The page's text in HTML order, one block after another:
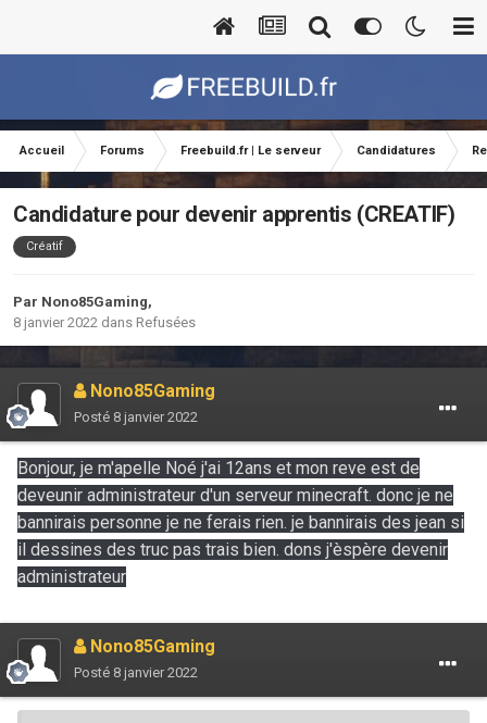
Accueil Forums Freebuild.fr | Le serveur Candidatures
Candidature pour devenir apprentis (CREATIF)
Créatif
Par Nono85Gaming,
8 janvier 2022 dans Refusées
Nono85Gaming
Posté 8 janvier 2022
Bonjour, je m'apelle Noé j'ai 12ans et mon reve est de
deveunir administrateur d'un serveur minecraft. donc je ne
bannirais personne je ne ferais rien. je bannirais des jean si
il dessines des truc pas trais bien. dons j'èspère devenir
administrateur
Nono85Gaming
Posté 8 janvier 2022